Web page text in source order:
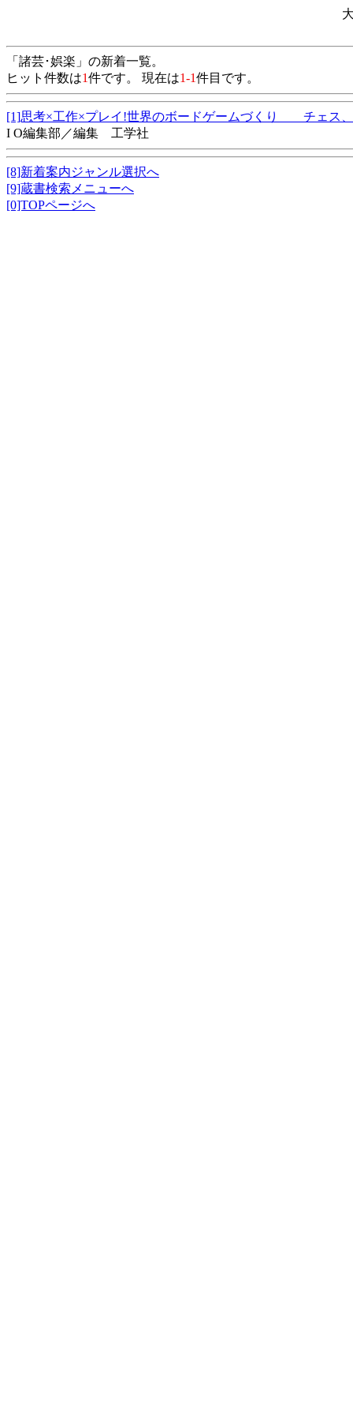
「諸芸･娯楽」の新着一覧。
ヒット件数は1件です。 現在は1-1件目です。
[1]思考×工作×プレイ!世界のボードゲームづくり チェ
I O編集部／編集 工学社
[8]新着案内ジャンル選択へ
[9]蔵書検索メニューへ
[0]TOPページへ